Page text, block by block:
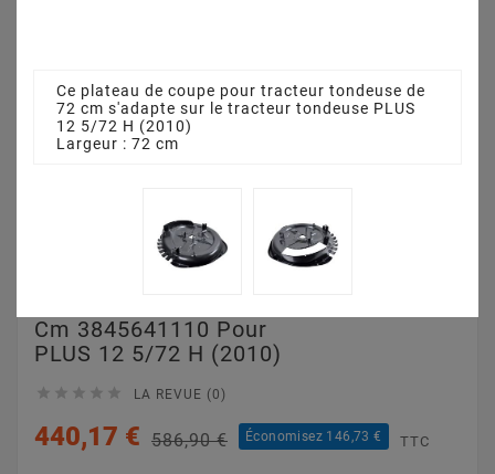
Cm 3845641110 Pour
PLUS 12 5/72 H (2010)
     LA REVUE (0)
440,17 € 586,90 € Économisez 146,73 € TTC
Ce plateau de coupe pour tracteur tondeuse de
72 cm s'adapte sur le tracteur tondeuse PLUS
12 5/72 H (2010)
Largeur : 72 cm